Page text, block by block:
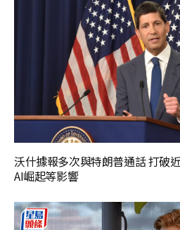
沃什據報多次與特朗普通話 打破
AI崛起等影響